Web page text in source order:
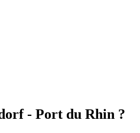
- Port du Rhin ?